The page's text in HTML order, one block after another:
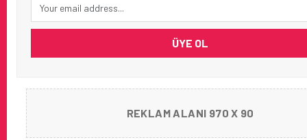
ÜYE OL
REKLAM ALANI 970 X 90